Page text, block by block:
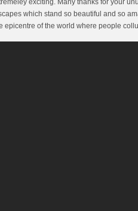
exciting. Many thanks for your
which stand so beautiful and so
epicentre of the world where people